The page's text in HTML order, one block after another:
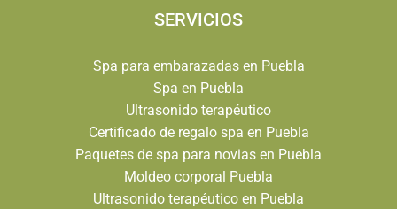
SERVICIOS
Spa para embarazadas en Puebla
Spa en Puebla
Ultrasonido terapéutico
Certificado de regalo spa en Puebla
Paquetes de spa para novias en Puebla
Moldeo corporal Puebla
Ultrasonido terapéutico en Puebla